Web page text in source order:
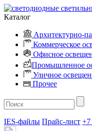
Каталог
Архитектурно-
Коммерческое
Офисное
Промышленное
Уличное
Прочее
IES-файлы Прайс-лист +7